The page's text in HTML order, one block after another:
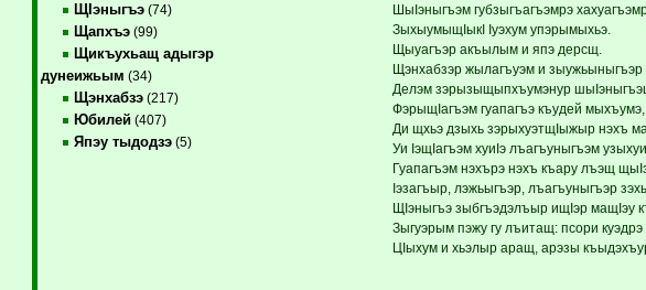
ЩIэныгъэ(74)
Щапхъэ(99)
Щикъухьащ адыгэр
дунеижьым (34)
Щэнхабзэ(217)
Юбилей(407)
Япэу тыдодзэ(5)
ШыIэныгъэм губзыгъагъэмрэ
ЗыхыумыщIыкI Iуэхум упэрымыхьэ.
Щыуагъэр акъылым и япэ дерсщ.
Щэнхабзэр жылагъуэм и
Делэм зэрызыщыпхъумэнур
ФэрыщIагъэм гуапагъэ къудей
Ди щхьэ дзыхь зэрыхуэтщIыжыр нэхъ
Уи IэщIагъэм хуиIэ лъагъуныгъэм
Гуапагъэм нэхърэ нэхъ къару лъэщ
Iэзагъыр, лэжьыгъэр, лъагъуныгъэр
ЩIэныгъэ зыбгъэдэлъыр ищIэр
Зыгуэрым пэжу гу лъитащ: псори
ЦIыхум и хьэлыр аращ, арэзы